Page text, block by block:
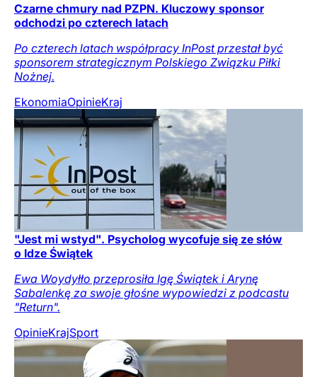
Czarne chmury nad PZPN. Kluczowy sponsor
odchodzi po czterech latach
Po czterech latach współpracy InPost przestał być
sponsorem strategicznym Polskiego Związku Piłki
Nożnej.
EkonomiaOpinieKraj
"Jest mi wstyd". Psycholog wycofuje się ze słów
o Idze Świątek
Ewa Woydyłło przeprosiła Igę Świątek i Arynę
Sabalenkę za swoje głośne wypowiedzi z podcastu
"Return".
OpinieKrajSport